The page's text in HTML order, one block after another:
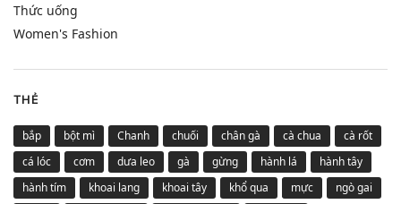
Thức uống
Women's Fashion
THẺ
bắp bột mì Chanh chuối chân gà cà chua
cà rốt
cá lóc
cơm dưa leo gà gừng hành lá
hành tây
hành tím
khoai lang khoai tây khổ qua mực
ngò gai